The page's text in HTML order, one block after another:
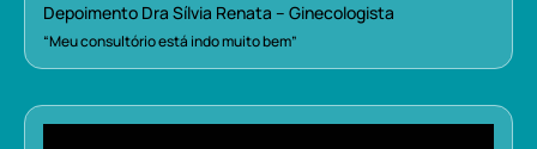
Depoimento Dra Sílvia Renata – Ginecologista
“Meu consultório está indo muito bem”